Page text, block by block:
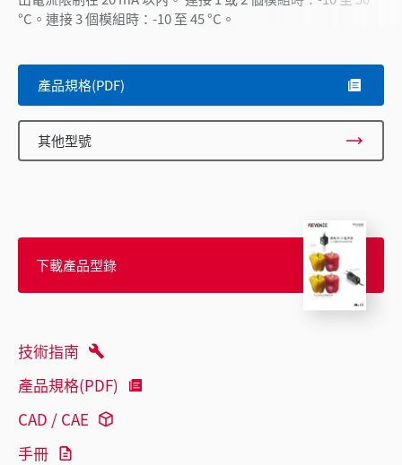
°C。連接 3 個模組時：-10 至 45 °C。
產品規格(PDF)
其他型號
下載產品型錄
技術指南
產品規格(PDF)
CAD / CAE
手冊